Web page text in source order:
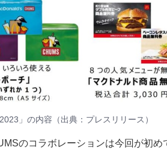
」の内容（出典： プレスリリース ）
のコラボレーションは今回が初